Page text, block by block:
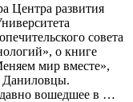
Центра развития
совета
о книге
мир вместе»,
Даниловцы.
вошедшее в …